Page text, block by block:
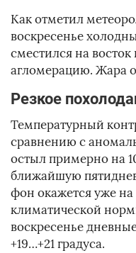
Как отметил
воскресенье
сместился на
агломерацию. Жара
Резкое
Температурный
сравнению с
остыл примерно на
ближайшую
фон окажется уже на
климатической
воскресенье
+19…+21 градуса.